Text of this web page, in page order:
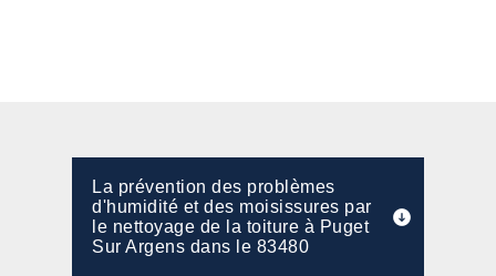
La prévention des problèmes
d'humidité et des moisissures par
le nettoyage de la toiture à Puget
Sur Argens dans le 83480